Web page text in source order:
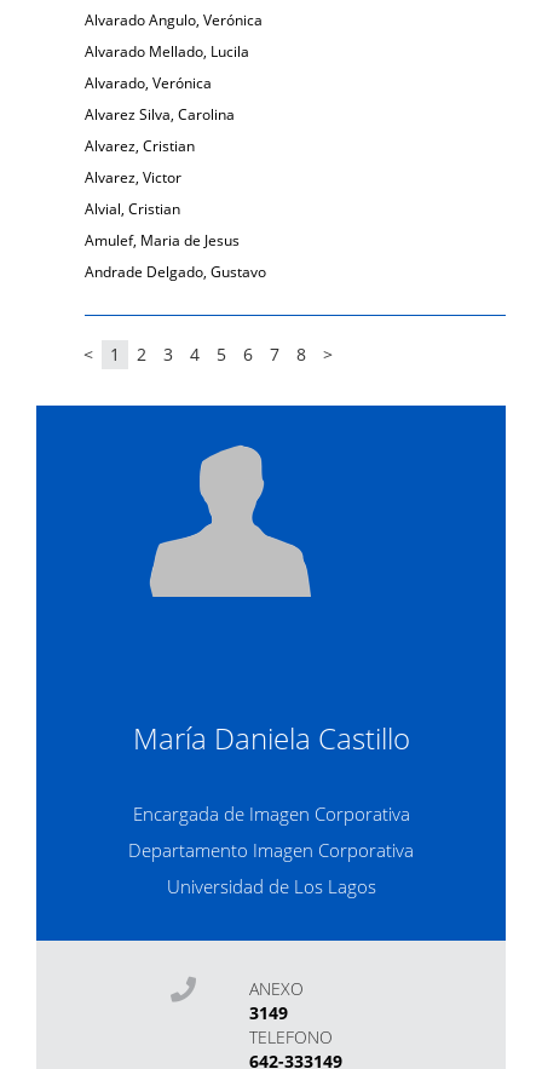
Alvarado Angulo, Verónica
Alvarado Mellado, Lucila
Alvarado, Verónica
Alvarez Silva, Carolina
Alvarez, Cristian
Alvarez, Victor
Alvial, Cristian
Amulef, Maria de Jesus
Andrade Delgado, Gustavo
< 1 2 3 4 5 6 7 8 >
María Daniela Castillo
Encargada de Imagen Corporativa
Departamento Imagen Corporativa
Universidad de Los Lagos
ANEXO
3149
TELEFONO
642-333149